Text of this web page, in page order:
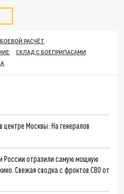
БОЕВОЙ РАСЧЁТ
СКЛАД С БОЕПРИПАСАМИ
Москвы: На генералов
России отразили самую мощную
Свежая сводка с фронтов СВО от